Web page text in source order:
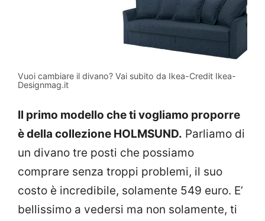
Vuoi cambiare il divano? Vai subito da Ikea-Credit Ikea-
Designmag.it
Il primo modello che ti vogliamo proporre
è della collezione HOLMSUND. Parliamo di
un divano tre posti che possiamo
comprare senza troppi problemi, il suo
costo è incredibile, solamente 549 euro. E’
bellissimo a vedersi ma non solamente, ti